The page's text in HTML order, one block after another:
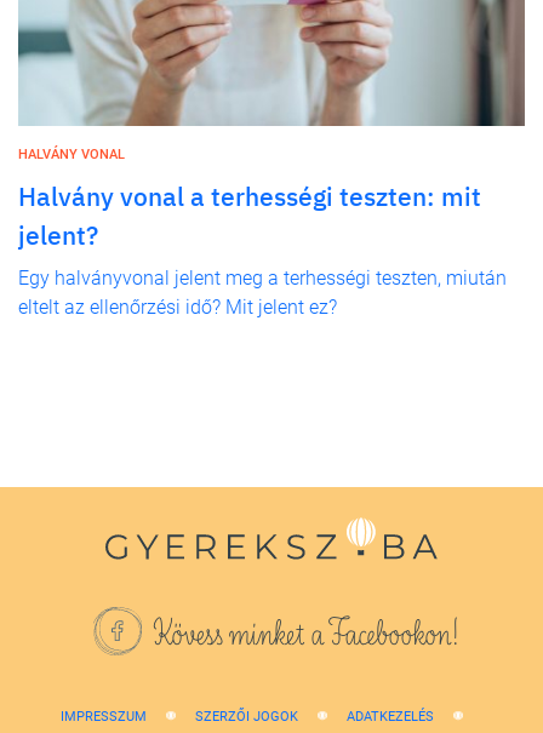
HALVÁNY VONAL
Halvány vonal a terhességi teszten: mit
jelent?
Egy halványvonal jelent meg a terhességi teszten, miután
eltelt az ellenőrzési idő? Mit jelent ez?
Kövess minket a Facebookon!
IMPRESSZUM SZERZŐI JOGOK ADATKEZELÉS